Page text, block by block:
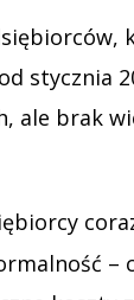
stycznia
ale brak